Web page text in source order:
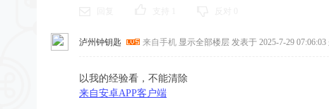
泸州钟钥匙 来自手机 显示全部楼层 发表于 2025-7-29 07:06:03
以我的经验看，不能清除
来自安卓APP客户端